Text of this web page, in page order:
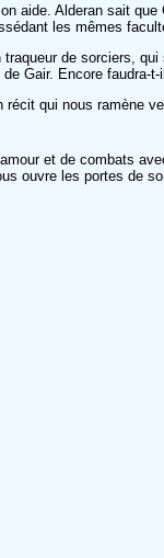
aide. Alderan sait
les mêmes
de sorciers,
Gair. Encore faudra-
qui nous ramène
et de combats
ouvre les portes de